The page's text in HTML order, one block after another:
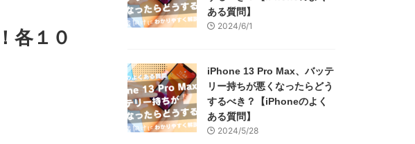
各１０
ある質問】
2024/6/1
iPhone 13 Pro Max、バッテ
リー持ちが悪くなったらどう
するべき？【iPhoneのよく
ある質問】
2024/5/28